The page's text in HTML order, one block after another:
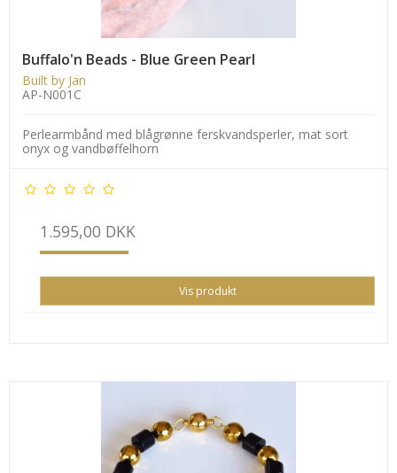
Buffalo'n Beads - Blue Green Pearl
Built by Jan
AP-N001C
Perlearmbånd med blågrønne ferskvandsperler, mat sort
onyx og vandbøffelhorn
1.595,00 DKK
Vis produkt